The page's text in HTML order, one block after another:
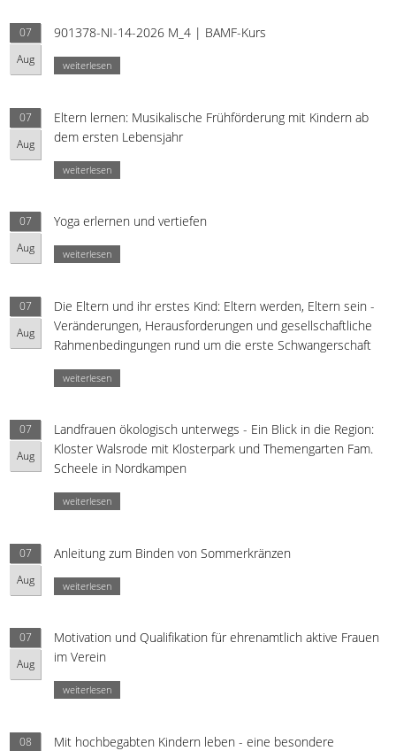
07
Aug
901378-NI-14-2026 M_4 | BAMF-Kurs
weiterlesen
07
Aug
Eltern lernen: Musikalische Frühförderung mit Kindern ab
dem ersten Lebensjahr
weiterlesen
07
Aug
Yoga erlernen und vertiefen
weiterlesen
07
Aug
Die Eltern und ihr erstes Kind: Eltern werden, Eltern sein -
Veränderungen, Herausforderungen und gesellschaftliche
Rahmenbedingungen rund um die erste Schwangerschaft
weiterlesen
07
Aug
Landfrauen ökologisch unterwegs - Ein Blick in die Region:
Kloster Walsrode mit Klosterpark und Themengarten Fam.
Scheele in Nordkampen
weiterlesen
07
Aug
Anleitung zum Binden von Sommerkränzen
weiterlesen
07
Aug
Motivation und Qualifikation für ehrenamtlich aktive Frauen
im Verein
weiterlesen
08
Mit hochbegabten Kindern leben - eine besondere